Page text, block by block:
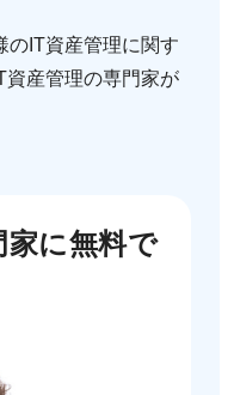
のIT資産管理に関す
資産管理の専門家が
家に無料で